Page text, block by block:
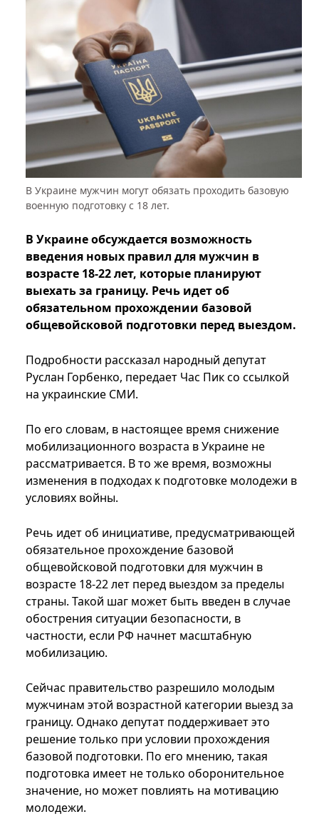
В Украине мужчин могут обязать проходить базовую
военную подготовку с 18 лет.
В Украине обсуждается возможность
введения новых правил для мужчин в
возрасте 18-22 лет, которые планируют
выехать за границу. Речь идет об
обязательном прохождении базовой
общевойсковой подготовки перед выездом.
Подробности рассказал народный депутат
Руслан Горбенко, передает Час Пик со ссылкой
на украинские СМИ.
По его словам, в настоящее время снижение
мобилизационного возраста в Украине не
рассматривается. В то же время, возможны
изменения в подходах к подготовке молодежи в
условиях войны.
Речь идет об инициативе, предусматривающей
обязательное прохождение базовой
общевойсковой подготовки для мужчин в
возрасте 18-22 лет перед выездом за пределы
страны. Такой шаг может быть введен в случае
обострения ситуации безопасности, в
частности, если РФ начнет масштабную
мобилизацию.
Сейчас правительство разрешило молодым
мужчинам этой возрастной категории выезд за
границу. Однако депутат поддерживает это
решение только при условии прохождения
базовой подготовки. По его мнению, такая
подготовка имеет не только оборонительное
значение, но может повлиять на мотивацию
молодежи.